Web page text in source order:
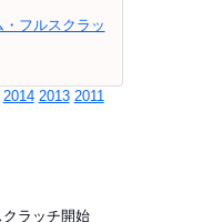
フルスクラッ
2014 2013 2011
ラッチ開始